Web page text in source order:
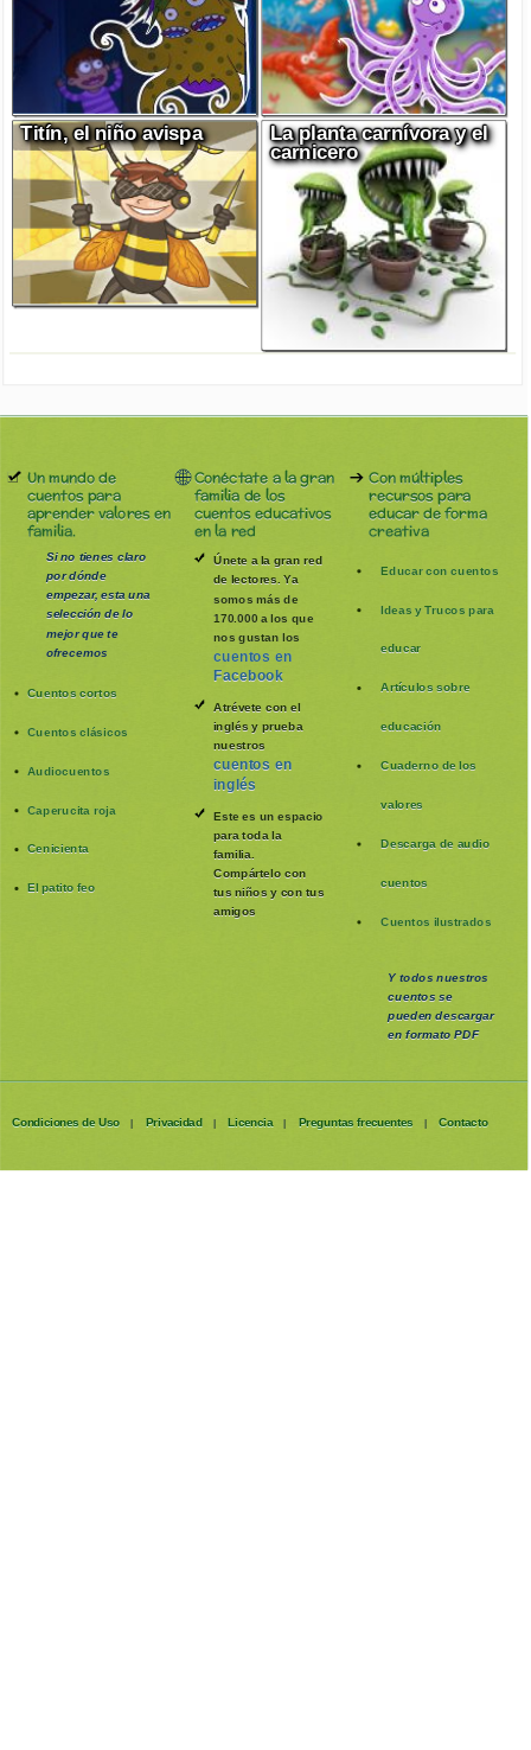
Titín, el niño avispa
La planta carnívora y el
carnicero
Un mundo de
cuentos para
aprender valores en
familia.
Si no tienes claro
por dónde
empezar, esta una
selección de lo
mejor que te
ofrecemos
Cuentos cortos
Cuentos clásicos
Audiocuentos
Caperucita roja
Cenicienta
El patito feo
Conéctate a la gran
familia de los
cuentos educativos
en la red
Únete a la gran red
de lectores. Ya
somos más de
170.000 a los que
nos gustan los
cuentos en
Facebook
Atrévete con el
inglés y prueba
nuestros
cuentos en
inglés
Este es un espacio
para toda la
familia
Compártelo con
tus niños y con tus
amigos
Con múltiples
recursos para
educar de forma
creativa
Educar con cuentos
Ideas y Trucos para
educar
Artículos sobre
educación
Cuaderno de los
valores
Descarga de audio
cuentos
Cuentos ilustrados
Y todos nuestros
cuentos se
puedendescargar
en formato PDF
Condiciones de Uso | Privacidad | Licencia | Preguntas frecuentes | Contacto